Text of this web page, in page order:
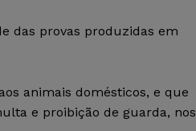
das provas produzidas em
animais domésticos, e que
e proibição de guarda, nos